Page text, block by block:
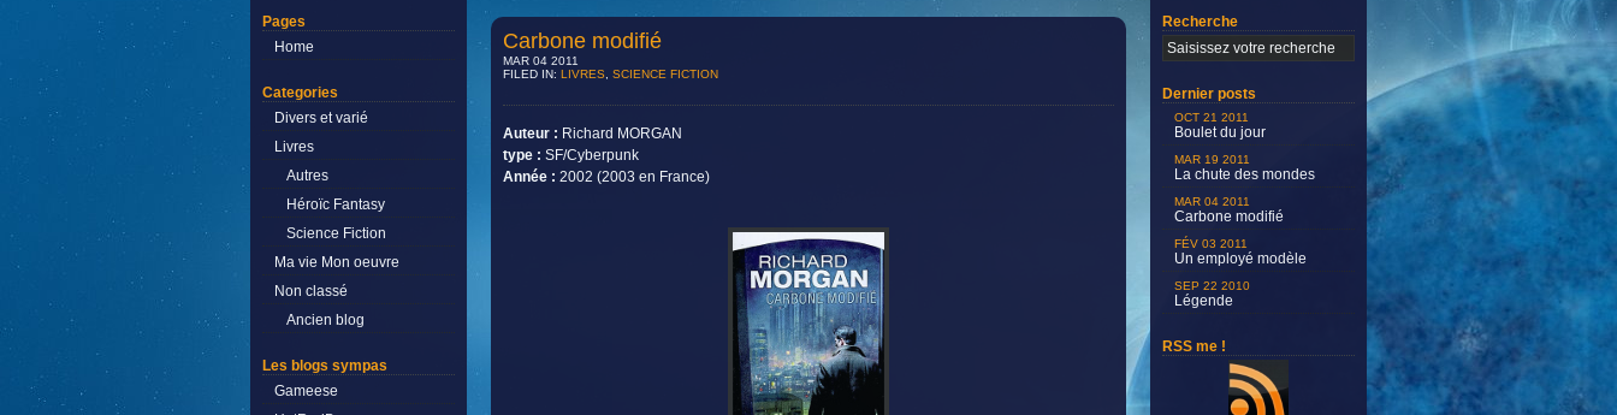
Pages
Home
Categories
Divers et varié
Livres
Autres
Héroïc Fantasy
Science Fiction
Ma vie Mon oeuvre
Non classé
Ancien blog
Les blogs sympas
Gameese
Carbone modifié
MAR 04 2011
FILED IN: LIVRES SCIENCE FICTION
Auteur : Richard MORGAN
type : SF/Cyberpunk
Année : 2002 (2003 en France)
Recherche
Dernier posts
OCT 21 2011
Boulet du jour
MAR 19 2011
La chute des mondes
MAR 04 2011
Carbone modifié
FÉV 03 2011
Un employé modèle
SEP 22 2010
Légende
RSS me !